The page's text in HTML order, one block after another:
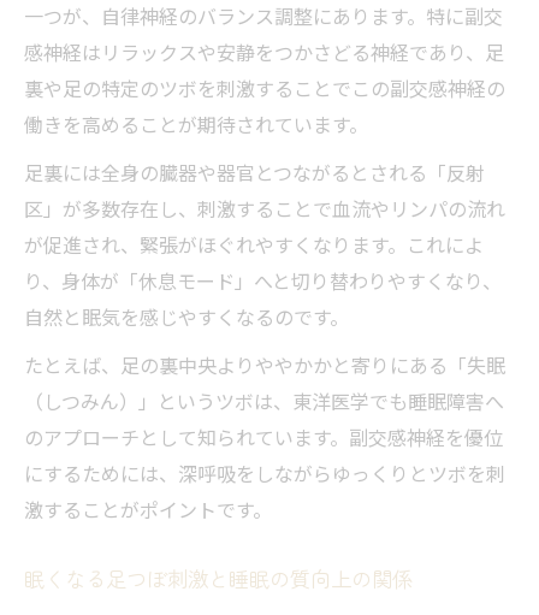
一つが、自律神経のバランス調整にあります。特に副交
感神経はリラックスや安静をつかさどる神経であり、足
裏や足の特定のツボを刺激することでこの副交感神経の
働きを高めることが期待されています。
足裏には全身の臓器や器官とつながるとされる「反射
区」が多数存在し、刺激することで血流やリンパの流れ
が促進され、緊張がほぐれやすくなります。これによ
り、身体が「休息モード」へと切り替わりやすくなり、
自然と眠気を感じやすくなるのです。
たとえば、足の裏中央よりややかかと寄りにある「失眠
（しつみん）」というツボは、東洋医学でも睡眠障害へ
のアプローチとして知られています。副交感神経を優位
にするためには、深呼吸をしながらゆっくりとツボを刺
激することがポイントです。
眠くなる足つぼ刺激と睡眠の質向上の関係